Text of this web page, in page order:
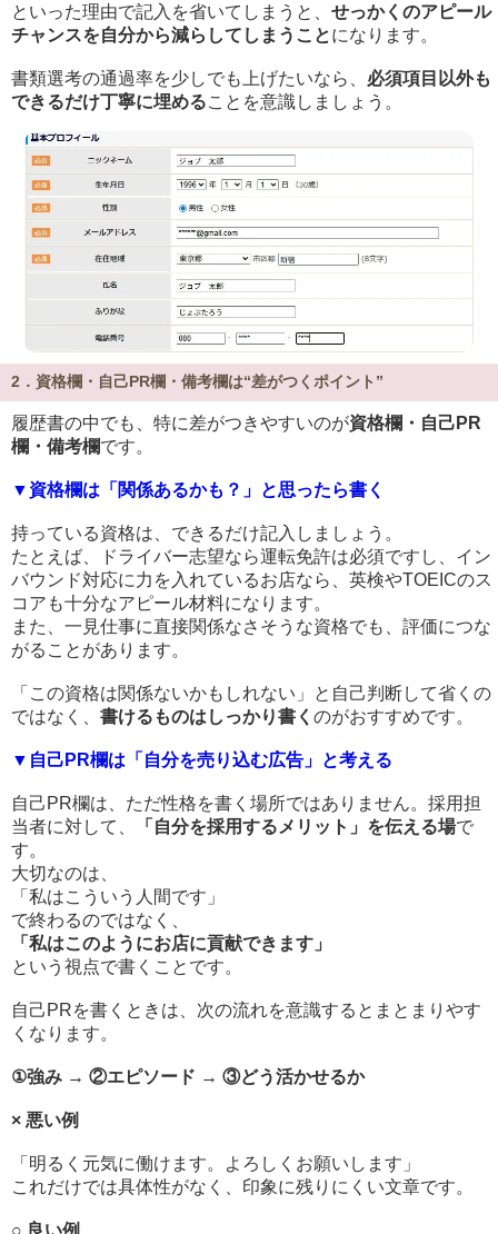
といった理由で記入を省いてしまうと、 せっかくのアピール
チャンスを自分から減らしてしまうことになります。
書類選考の通過率を少しでも上げたいなら、 必須項目以外も
できるだけ丁寧に埋めることを意識しましょう。
2．資格欄・自己PR欄・備考欄は“差がつくポイント”
履歴書の中でも、特に差がつきやすいのが資格欄・自己PR
欄・備考欄です。
▼資格欄は「関係あるかも？」と思ったら書く
持っている資格は、できるだけ記入しましょう。
たとえば、ドライバー志望なら運転免許は必須ですし、イン
バウンド対応に力を入れているお店なら、英検やTOEICのス
コアも十分なアピール材料になります。
また、一見仕事に直接関係なさそうな資格でも、評価につな
がることがあります。
「この資格は関係ないかもしれない」と自己判断して省くの
ではなく、 書けるものはしっかり書く のがおすすめです。
▼自己PR欄は「自分を売り込む広告」と考える
自己PR欄は、ただ性格を書く場所ではありません。採用担
当者に対して、
「自分を採用するメリット」を伝える場で
す。
大切なのは、
「私はこういう人間です」
で終わるのではなく、
「私はこのようにお店に貢献できます」
という視点で書くことです。
自己PRを書くときは、次の流れを意識するとまとまりやす
くなります。
①強み → ②エピソード → ③どう活かせるか
× 悪い例
「明るく元気に働けます。よろしくお願いします」
これだけでは具体性がなく、印象に残りにくい文章です。
○ 良い例